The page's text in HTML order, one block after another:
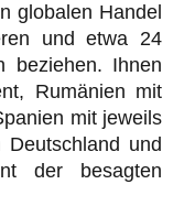
globalen Handel
und etwa 24
beziehen. Ihnen
Rumänien mit
mit jeweils
und
der besagten